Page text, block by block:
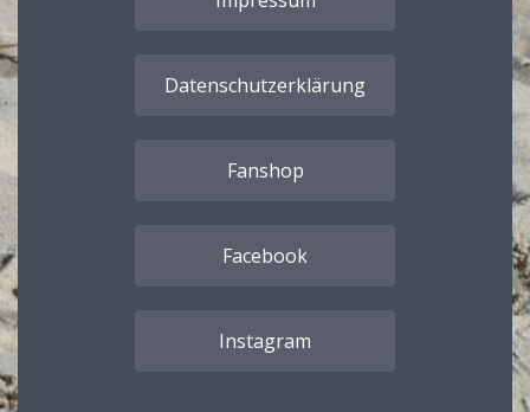
Datenschutzerklärung
Fanshop
Facebook
Instagram